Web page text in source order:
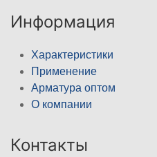
Информация
Характеристики
Применение
Арматура оптом
О компании
Контакты